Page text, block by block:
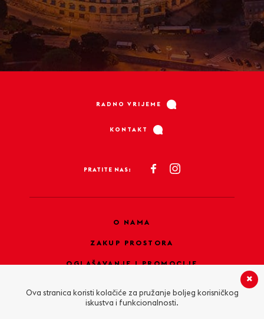
RADNO VRIJEME
KONTAKT
PRATITE NAS:
O NAMA
ZAKUP PROSTORA
OGLAŠAVANJE I PROMOCIJE
KOLAČIĆI
Ova stranica koristi kolačiće za pružanje boljeg korisničkog
iskustva i funkcionalnosti.